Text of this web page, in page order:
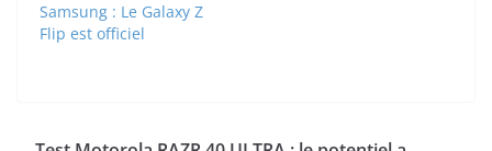
Samsung : Le Galaxy Z
Flip est officiel